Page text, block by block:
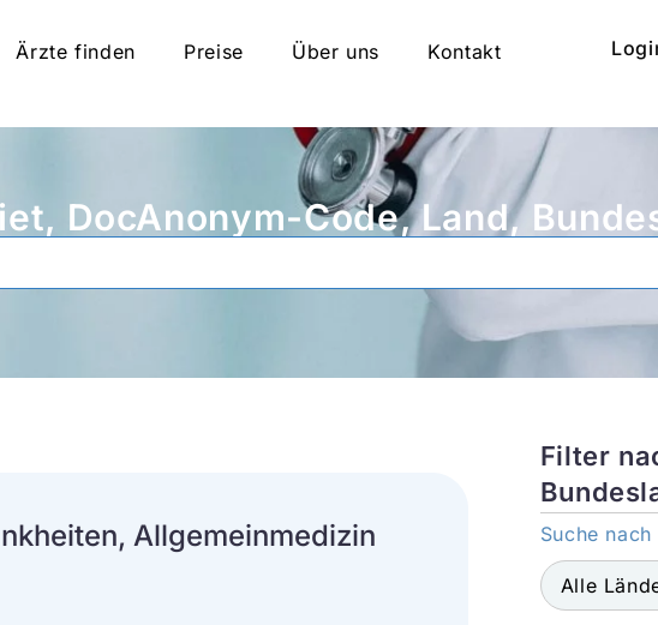
Ärzte finden Preise Über uns Kontakt
DocAnonym-Code, Land,
Allgemeinmedizin
Filter
Suche